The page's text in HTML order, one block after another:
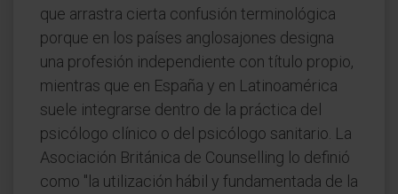
que arrastra cierta confusión terminológica
porque en los países anglosajones designa
una profesión independiente con título propio,
mientras que en España y en Latinoamérica
suele integrarse dentro de la práctica del
psicólogo clínico o del psicólogo sanitario. La
Asociación Británica de Counselling lo definió
como "la utilización hábil y fundamentada de la